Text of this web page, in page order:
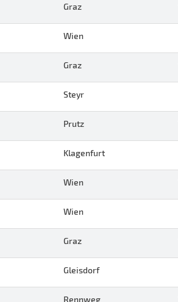
Graz
Wien
Graz
Steyr
Prutz
Klagenfurt
Wien
Wien
Graz
Gleisdorf
Rennweg